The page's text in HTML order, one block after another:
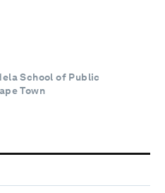
School of Public
Town